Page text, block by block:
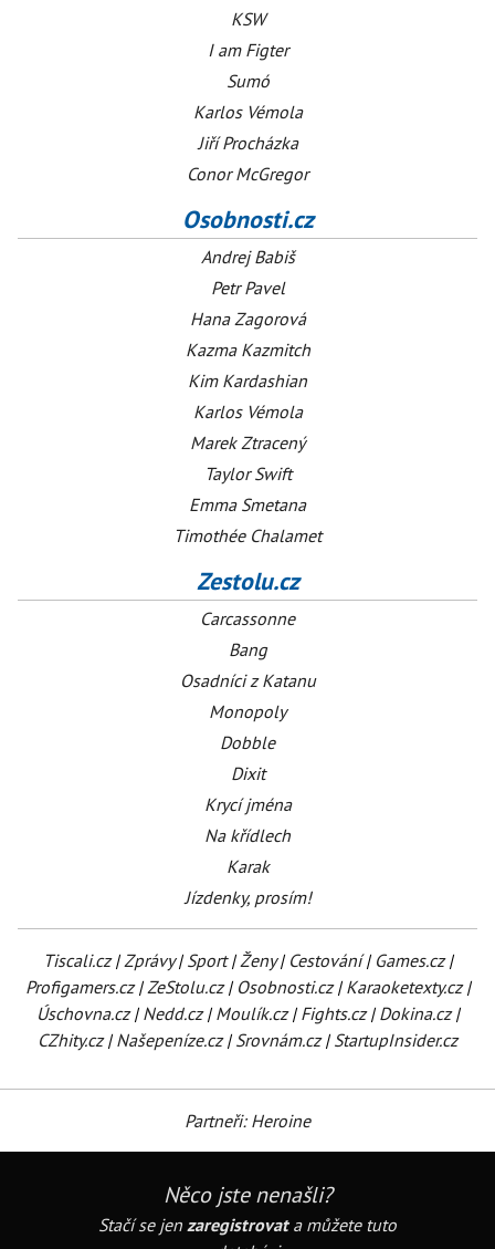
KSW
I am Figter
Sumó
Karlos Vémola
Jiří Procházka
Conor McGregor
Osobnosti.cz
Andrej Babiš
Petr Pavel
Hana Zagorová
Kazma Kazmitch
Kim Kardashian
Karlos Vémola
Marek Ztracený
Taylor Swift
Emma Smetana
Timothée Chalamet
Zestolu.cz
Carcassonne
Bang
Osadníci z Katanu
Monopoly
Dobble
Dixit
Krycí jména
Na křídlech
Karak
Jízdenky, prosím!
Tiscali.cz|Zprávy| Sport|Ženy| Cestování| Games.cz|
Profigamers.cz|ZeStolu.cz| Osobnosti.cz| Karaoketexty.cz|
Úschovna.cz| Nedd.cz| Moulík.cz| Fights.cz| Dokina.cz|
CZhity.cz| Našepeníze.cz| Srovnám.cz| StartupInsider.cz
Partneři: Heroine
Něco jste nenašli?
Stačí se jen zaregistrovata můžete tuto